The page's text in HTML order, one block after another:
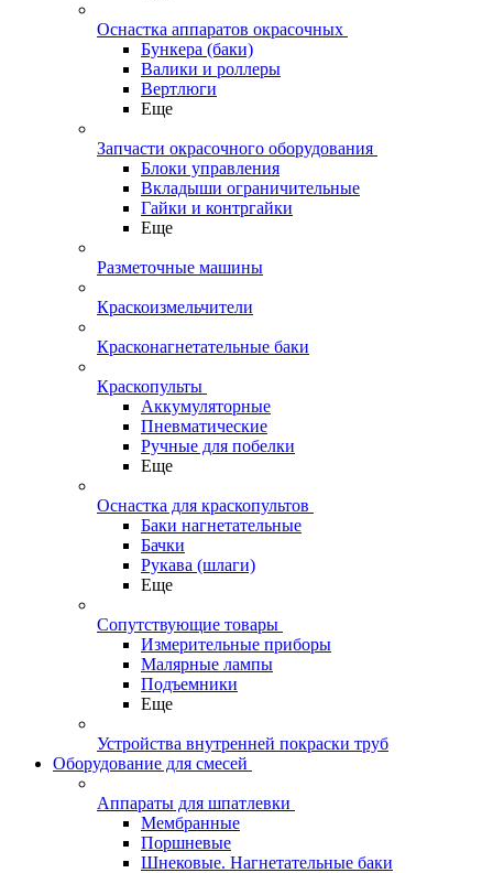
Оснастка аппаратов окрасочных
Бункера (баки)
Валики и роллеры
Вертлюги
Еще
Запчасти окрасочного оборудования
Блоки управления
Вкладыши ограничительные
Гайки и контргайки
Еще
Разметочные машины
Краскоизмельчители
Красконагнетательные баки
Краскопульты
Аккумуляторные
Пневматические
Ручные для побелки
Еще
Оснастка для краскопультов
Баки нагнетательные
Бачки
Рукава (шлаги)
Еще
Сопутствующие товары
Измерительные приборы
Малярные лампы
Подъемники
Еще
Устройства внутренней покраски труб
Оборудование для смесей
Аппараты для шпатлевки
Мембранные
Поршневые
Шнековые. Нагнетательные баки